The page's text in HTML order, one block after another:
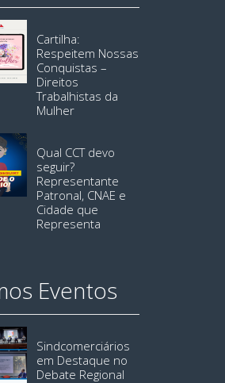
Cartilha:
Respeitem Nossas
Conquistas –
Direitos
Trabalhistas da
Mulher
Qual CCT devo
seguir?
Representante
Patronal, CNAE e
Cidade que
Representa
Eventos
Sindcomerciários
em Destaque no
Debate Regional